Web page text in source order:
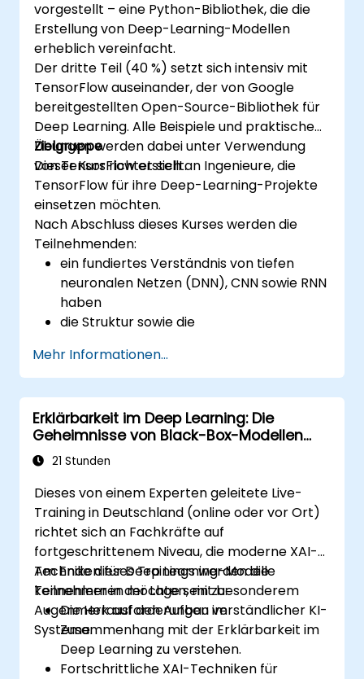
vorgestellt – eine Python-Bibliothek, die die
Erstellung von Deep-Learning-Modellen
erheblich vereinfacht.
Der dritte Teil (40 %) setzt sich intensiv mit
TensorFlow auseinander, der von Google
bereitgestellten Open-Source-Bibliothek für
Deep Learning. Alle Beispiele und praktischen
Übungen werden dabei unter Verwendung
von TensorFlow erstellt.
Zielgruppe
Dieser Kurs richtet sich an Ingenieure, die
TensorFlow für ihre Deep-Learning-Projekte
einsetzen möchten.
Nach Abschluss dieses Kurses werden die
Teilnehmenden:
ein fundiertes Verständnis von tiefen
neuronalen Netzen (DNN), CNN sowie RNN
haben
die Struktur sowie die
verstehen
in der Lage sein, Installationen
durchzuführen, Produktivumgebungen
einzurichten und entsprechende
Architekturen zu konfigurieren
die Qualität von Code bewerten sowie
ausführen können
fortgeschrittene Produktionsaufgaben
umsetzen, wie etwa Training von
Modellen, Erstellung von
Berechnungsgraphen und Protokollierung
Mehr Informationen...
Erklärbarkeit im Deep Learning: Die
Geheimnisse von Black-Box-Modellen
enthüllt
21 Stunden
Dieses von einem Experten geleitete Live-
Training in Deutschland (online oder vor Ort)
richtet sich an Fachkräfte auf
fortgeschrittenem Niveau, die moderne XAI-
Techniken für Deep Learning-Modelle
kennenlernen möchten, mit besonderem
Augenmerk auf den Aufbau verständlicher KI-
Systeme.
Am Ende dieses Trainings werden die
Teilnehmer in der Lage sein zu:
Die Herausforderungen im
Zusammenhang mit der Erklärbarkeit im
Deep Learning zu verstehen.
Fortschrittliche XAI-Techniken für